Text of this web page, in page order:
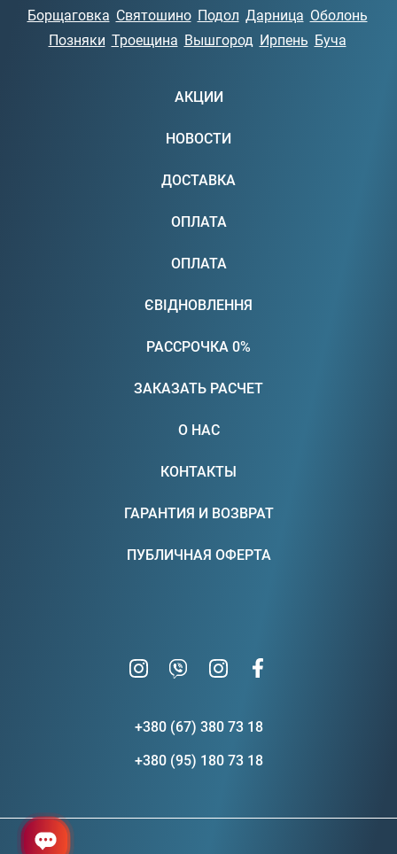
Борщаговка Святошино Подол Дарница Оболонь
Позняки Троещина Вышгород Ирпень Буча
АКЦИИ
НОВОСТИ
ДОСТАВКА
ОПЛАТА
ОПЛАТА
ЄВІДНОВЛЕННЯ
РАССРОЧКА 0%
ЗАКАЗАТЬ РАСЧЕТ
О НАС
КОНТАКТЫ
ГАРАНТИЯ И ВОЗВРАТ
ПУБЛИЧНАЯ ОФЕРТА
+380 (67) 380 73 18
+380 (95) 180 73 18